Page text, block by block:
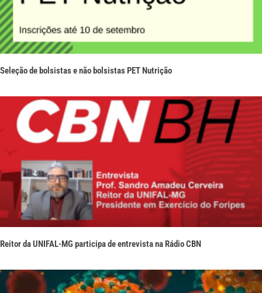
Seleção de bolsistas e não bolsistas PET Nutrição
Reitor da UNIFAL-MG participa de entrevista na Rádio CBN